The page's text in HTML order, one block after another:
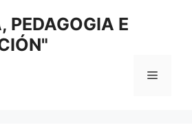
PEDAGOGIA E
Menú